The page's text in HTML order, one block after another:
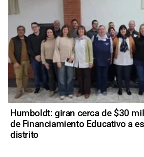
Humboldt: giran cerca de $30
de Financiamiento Educativo a
distrito